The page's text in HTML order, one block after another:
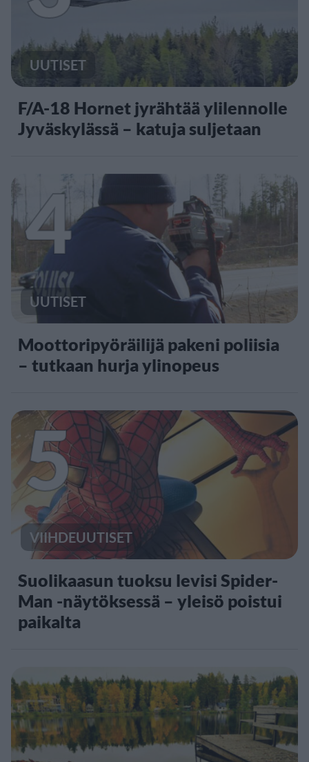
UUTISET
F/A-18 Hornet jyrähtää ylilennolle
Jyväskylässä – katuja suljetaan
4
UUTISET
Moottoripyöräilijä pakeni poliisia
– tutkaan hurja ylinopeus
5
VIIHDEUUTISET
Suolikaasun tuoksu levisi Spider-
Man -näytöksessä – yleisö poistui
paikalta